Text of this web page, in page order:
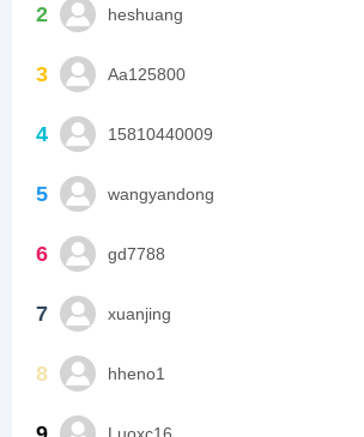
2 heshuang
3 Aa125800
4 15810440009
5 wangyandong
6 gd7788
7 xuanjing
8 hheno1